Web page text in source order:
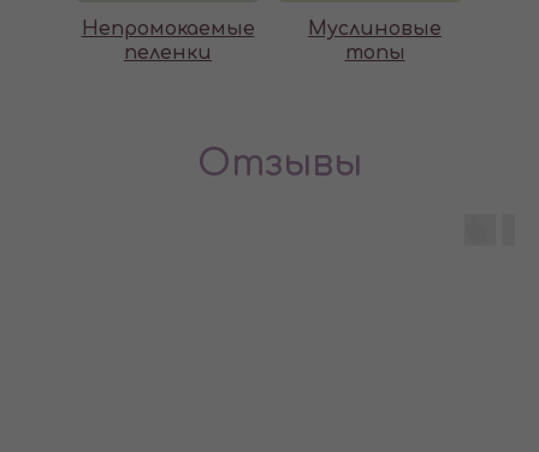
Муслиновые
топы
Непромокаемые
пеленки
Отзывы